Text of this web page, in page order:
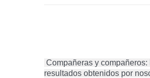
Compañeras y
resultados obtenidos por